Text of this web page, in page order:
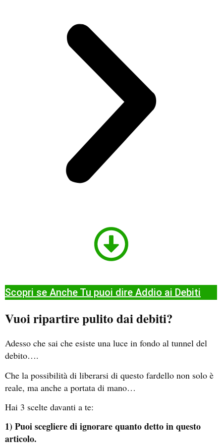
Scopri se Anche Tu puoi dire Addio ai Debiti​
Vuoi ripartire pulito dai debiti?
Adesso che sai che esiste una luce in fondo al tunnel del
debito….
Che la possibilità di liberarsi di questo fardello non solo è
reale, ma anche a portata di mano…
Hai 3 scelte davanti a te:
1) Puoi scegliere di ignorare quanto detto in questo
articolo.